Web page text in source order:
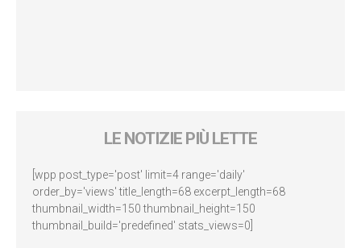
LE NOTIZIE PIÙ LETTE
[wpp post_type='post' limit=4 range='daily'
order_by='views' title_length=68 excerpt_length=68
thumbnail_width=150 thumbnail_height=150
thumbnail_build='predefined' stats_views=0]